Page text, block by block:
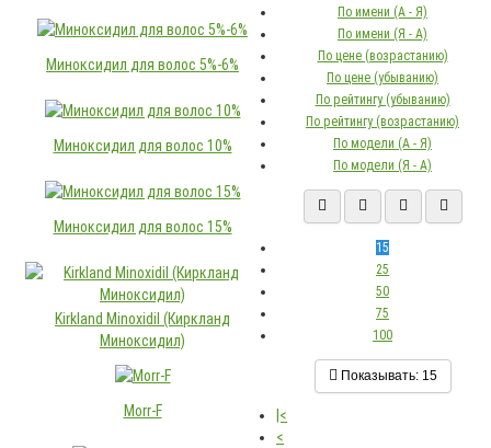
Миноксидил для волос 5%-6%
Миноксидил для волос 10%
Миноксидил для волос 15%
Kirkland Minoxidil (Киркланд
Миноксидил)
Morr-F
По имени (A - Я)
По имени (Я - A)
По цене (возрастанию)
По цене (убыванию)
По рейтингу (убыванию)
По рейтингу (возрастанию)
По модели (A - Я)
По модели (Я - A)
15
25
50
75
100
Показывать: 15
|<
<